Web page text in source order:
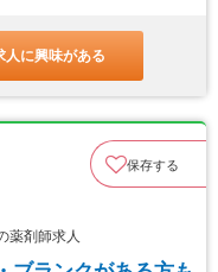
人に興味がある
保存する
剤師求人